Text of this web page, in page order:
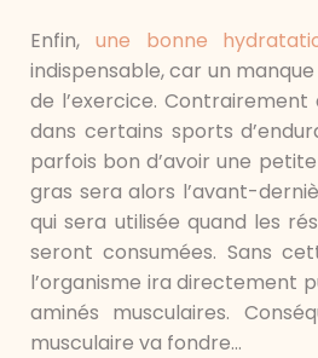
Enfin, une bonne
indispensable, car un
de l’exercice. Contrairement
dans certains sports
parfois bon d’avoir une
gras sera alors l’avant-
qui sera utilisée quand les
seront consumées. Sans
l’organisme ira directement
aminés musculaires.
musculaire va fondre…